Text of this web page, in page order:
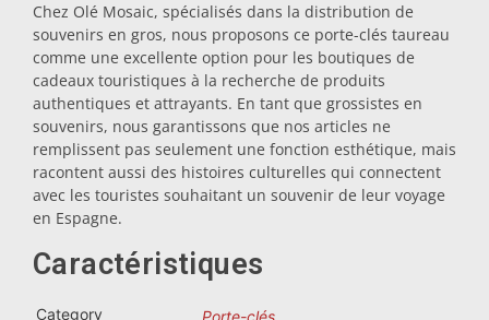
Souvenirs par ville
Souvenirs d'Espagne
Souvenirs du Portugal
Chez Olé Mosaic, spécialisés dans la distribution de
souvenirs en gros, nous proposons ce porte-clés taureau
comme une excellente option pour les boutiques de
cadeaux touristiques à la recherche de produits
authentiques et attrayants. En tant que grossistes en
souvenirs, nous garantissons que nos articles ne
remplissent pas seulement une fonction esthétique, mais
racontent aussi des histoires culturelles qui connectent
avec les touristes souhaitant un souvenir de leur voyage
en Espagne.
Caractéristiques
Category
Porte-clés